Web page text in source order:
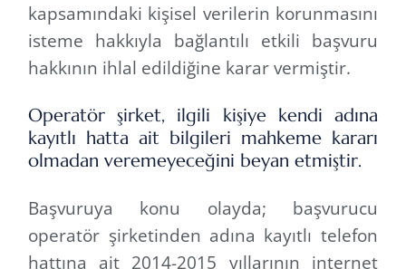
kapsamındaki kişisel verilerin korunmasını
isteme hakkıyla bağlantılı etkili başvuru
hakkının ihlal edildiğine karar vermiştir.
Operatör şirket, ilgili kişiye kendi adına
kayıtlı hatta ait bilgileri mahkeme kararı
olmadan veremeyeceğini beyan etmiştir.
Başvuruya konu olayda; başvurucu
operatör şirketinden adına kayıtlı telefon
hattına ait 2014-2015 yıllarının internet